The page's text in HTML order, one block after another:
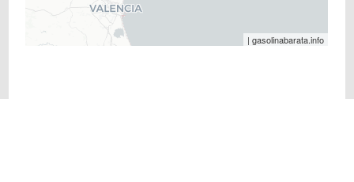
| gasolinabarata.info